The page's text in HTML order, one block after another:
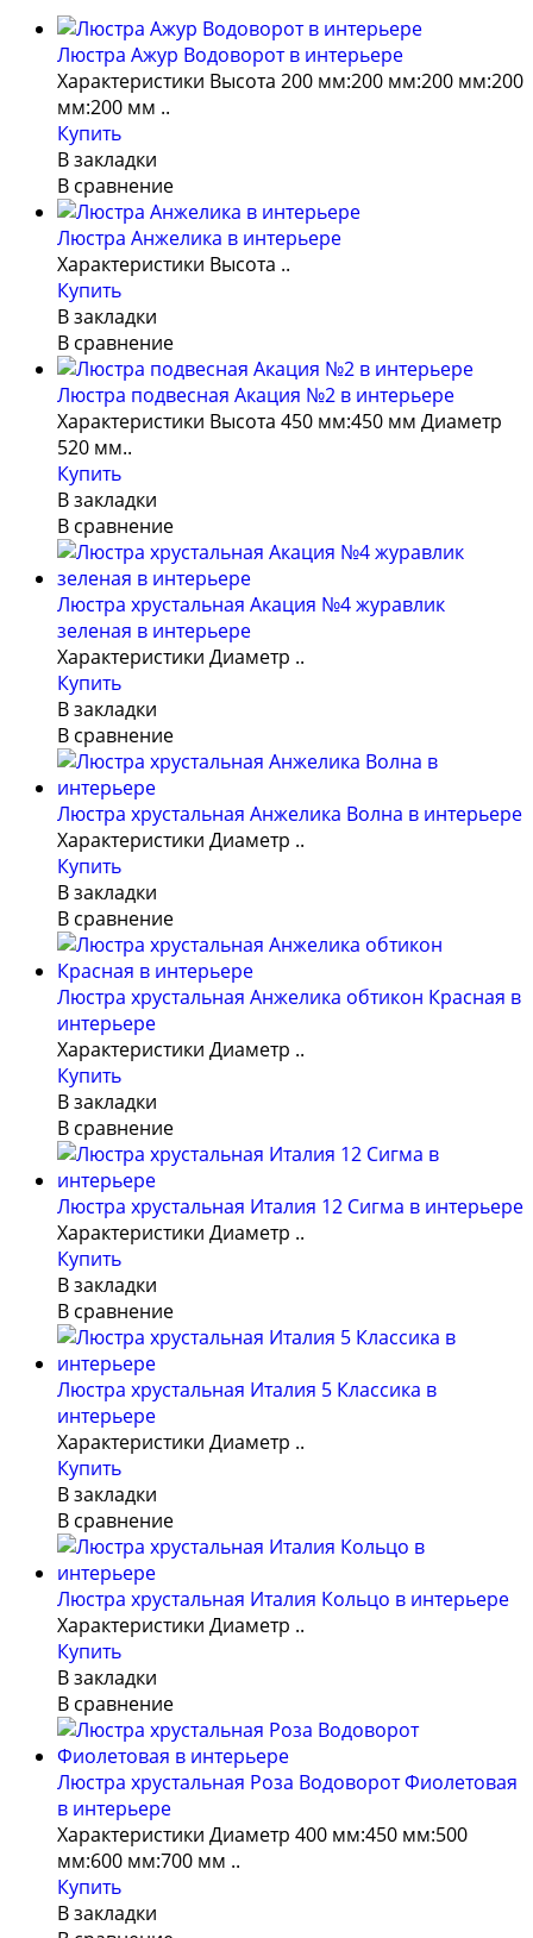
Люстра Ажур Водоворот в интерьере
Характеристики Высота 200 мм:200 мм:200 мм:200
мм:200 мм ..
Купить
В закладки
В сравнение
Люстра Анжелика в интерьере
Характеристики Высота ..
Купить
В закладки
В сравнение
Люстра подвесная Акация №2 в интерьере
Характеристики Высота 450 мм:450 мм Диаметр
520 мм..
Купить
В закладки
В сравнение
Люстра хрустальная Акация №4 журавлик
зеленая в интерьере
Характеристики Диаметр ..
Купить
В закладки
В сравнение
Люстра хрустальная Анжелика Волна в интерьере
Характеристики Диаметр ..
Купить
В закладки
В сравнение
Люстра хрустальная Анжелика обтикон Красная в
интерьере
Характеристики Диаметр ..
Купить
В закладки
В сравнение
Люстра хрустальная Италия 12 Сигма в интерьере
Характеристики Диаметр ..
Купить
В закладки
В сравнение
Люстра хрустальная Италия 5 Классика в
интерьере
Характеристики Диаметр ..
Купить
В закладки
В сравнение
Люстра хрустальная Италия Кольцо в интерьере
Характеристики Диаметр ..
Купить
В закладки
В сравнение
Люстра хрустальная Роза Водоворот Фиолетовая
в интерьере
Характеристики Диаметр 400 мм:450 мм:500
мм:600 мм:700 мм ..
Купить
В закладки